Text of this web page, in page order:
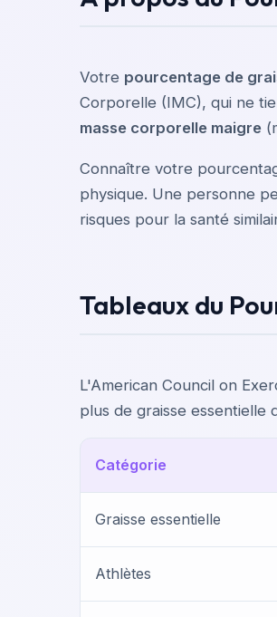
Votre pourcentage de
Corporelle (IMC), qui ne
masse corporelle maigre
Connaître votre
physique. Une personne
risques pour la santé
Tableaux du
L'American Council on
plus de graisse essentielle
Catégorie
Graisse essentielle
Athlètes